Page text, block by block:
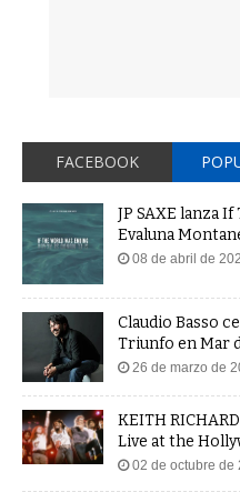
FACEBOOK
JP SAXE lanza
Evaluna
08 de abril de
Claudio Basso
Triunfo en Mar
26 de marzo de
KEITH
Live at the
02 de octubre de